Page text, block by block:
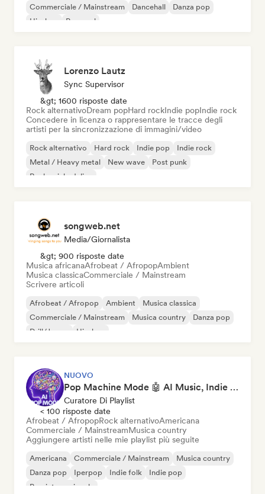
Commerciale / Mainstream
Dancehall
Danza pop
Hip-hop
Pop soul
Lorenzo Lautz
Sync Supervisor
&gt; 1600 risposte date
Rock alternativoDream popHard rockIndie popIndie rock
Concedere in licenza o rappresentare le tracce degli
artisti per la sincronizzazione di immagini/video
Rock alternativo Hard rock Indie pop
Indie rock
Metal / Heavy metal
New wave
Post punk
Rock psichedelico
songweb.net
Media/Giornalista
&gt; 900 risposte date
Musica africanaAfrobeat / AfropopAmbient
Musica classicaCommerciale / Mainstream
Scrivere articoli
Afrobeat / Afropop Ambient
Musica classica
Commerciale / Mainstream
Musica country
Danza pop
Drill/Jersey
Hip-hop
NUOVO
Pop Machine Mode 🤖 AI Music, Indie Pop & Dream Pop
Curatore Di Playlist
< 100 risposte date
Afrobeat / AfropopRock alternativoAmericana
Commerciale / MainstreamMusica country
Aggiungere artisti nelle mie playlist più seguite
Americana Commerciale / Mainstream
Musica country
Danza pop
Iperpop Indie folk
Indie pop
Pop internazionale